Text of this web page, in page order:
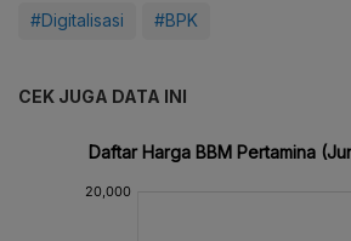
#Digitalisasi #BPK
CEK JUGA DATA INI